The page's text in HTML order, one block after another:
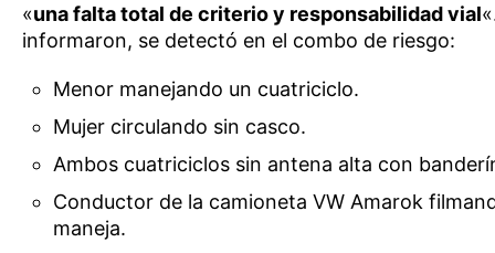
«una falta total de criterio y responsabilidad vial
informaron, se detectó en el combo de riesgo:
Menor manejando un cuatriciclo.
Mujer circulando sin casco.
Ambos cuatriciclos sin antena alta con
Conductor de la camioneta VW Amarok
maneja.